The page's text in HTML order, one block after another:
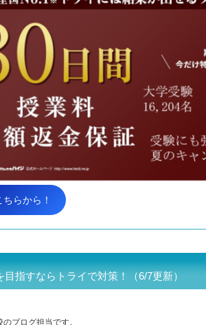
らから！
指すならトライで対策！（6/7更新）
ブログ担当です。